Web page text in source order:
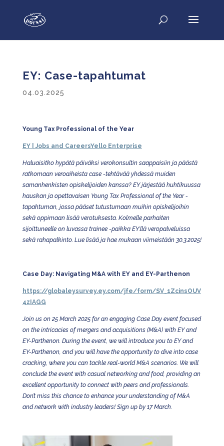
EY: Case-tapahtumat
04.03.2025
Young Tax Professional of the Year
EY | Jobs and CareersYello Enterprise
Haluaisitko hypätä päiväksi verokonsultin saappaisiin ja päästä
ratkomaan veroaiheista case -tehtävää yhdessä muiden
samanhenkisten opiskelijoiden kanssa? EY järjestää huhtikuussa
hauskan ja opettavaisen Young Tax Professional of the Year -
tapahtuman, jossa pääset tutustumaan muihin opiskelijoihin
sekä oppimaan lisää verotuksesta. Kolmelle parhaiten
sijoittuneelle on luvassa trainee -paikka EY:llä veropalveluissa
sekä rahapalkinto. Lue lisää ja hae mukaan viimeistään 30.3.2025!
Case Day: Navigating M&A with EY and EY-Parthenon
https://globaleysurvey.ey.com/jfe/form/SV_1ZcinsOUV
4zIAGG
Join us on 25 March 2025 for an engaging Case Day event focused
on the intricacies of mergers and acquisitions (M&A) with EY and
EY-Parthenon. During the event, we will introduce you to EY and
EY-Parthenon, and you will have the opportunity to dive into case
cracking, where you can tackle real-world M&A scenarios. We will
conclude the event with casual networking and food, providing an
excellent opportunity to connect with peers and professionals.
Don’t miss this chance to enhance your understanding of M&A
and network with industry leaders! Sign up by 17 March.